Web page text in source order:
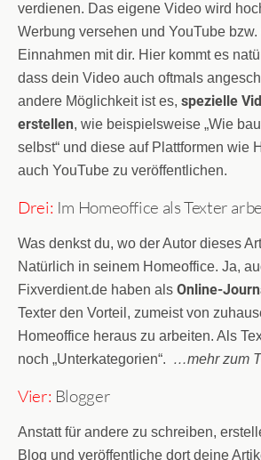
verdienen. Das eigene Video wird
Werbung versehen und YouTube
Einnahmen mit dir. Hier kommt es
dass dein Video auch oftmals
andere Möglichkeit ist es, spezielle
erstellen, wie beispielsweise „Wie
selbst“ und diese auf Plattformen wie
auch YouTube zu veröffentlichen.
Drei: Im Homeoffice als Texter
Was denkst du, wo der Autor dieses
Natürlich in seinem Homeoffice. Ja,
Fixverdient.de haben als Online-
Texter den Vorteil, zumeist von
Homeoffice heraus zu arbeiten. Als
noch „Unterkategorien“. …mehr zum
Vier: Blogger
Anstatt für andere zu schreiben,
Blog und veröffentliche dort deine